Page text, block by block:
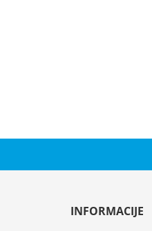
INFORMACIJE